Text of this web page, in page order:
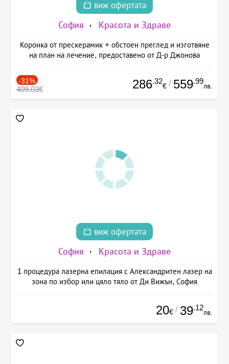
виж офертата
София Красота и Здраве
Коронка от прескерамик + обстоен преглед и изготвяне
на план на лечение, предоставено от Д-р Джонова
-31%
409.03€ 286.32
€ / 559.99
лв.
виж офертата
София Красота и Здраве
1 процедура лазерна епилация с Александритен лазер на
зона по избор или цяло тяло от Ди Вижън, София
20€ / 39.12
лв.